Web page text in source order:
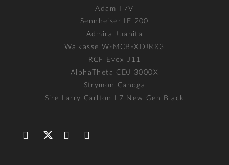
Adam T7V
Sennheiser IE 200
Admira Juanita
Walkasse W-MCB-XDJRX3
RCF Evox J11
AlphaTheta CDJ 3000X
Strymon Canoga
Sire Larry Carlton L7 New Gen Black